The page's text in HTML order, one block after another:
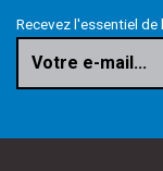
Recevez l'essentiel de
Votre e-mail...